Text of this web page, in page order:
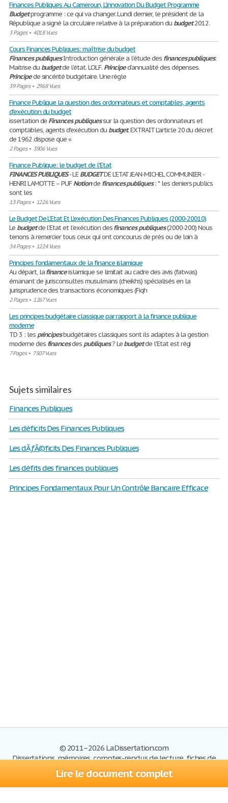
Lire le document complet
Finances Publiques Au Cameroun, L'innovation Du Budget Programme
Budgetprogramme : ce qui va changer. Lundi dernier, le président de la
République a signé la circulaire relative à la préparation dubudget2012.
3 Pages• 4018 Vues
Cours Finances Publiques: maîtrise du budget
Finances publiquesIntroduction générale a l’étude des finances publiques:
Maitrise dubudgetde l’état. LOLF. Principed’annualité des dépenses.
Principede sincérité budgétaire. Une règle
39 Pages• 2968 Vues
Finance Publique la question des ordonnateurs et comptables, agents
d'exécution du budget
issertation de Finances publiquessur la question des ordonnateurs et
comptables, agents d'exécution dubudget. EXTRAIT L'article 20 du décret
de 1962 dispose que «
2 Pages• 3906 Vues
Finance Publique: le budget de l'Etat
FINANCESPUBLIQUES- LEBUDGETDE L'ETAT JEAN-MICHEL COMMUNIER -
HENRI LAMOTTE – PUFNotionde finances publiques: * les deniers publics
sont les
13 Pages• 1226 Vues
Le Budget De L'Etat Et L'exécution Des Finances Publiques (2000-20010)
Le budgetde l’Etat et l’exécution desfinances publiques(2000-200) Nous
tenons à remercier tous ceux qui ont concourus de prés ou de loin à
34 Pages• 1224 Vues
Principes fondamentaux de la finance islamique
Au départ, lafinanceislamique se limitait au cadre des avis (fatwas)
émanant de jurisconsultes musulmans (cheikhs) spécialisés en la
jurisprudence des transactions économiques (Fiqh
2 Pages• 1267 Vues
Les principes budgétaire classique par rapport à la finance publique
moderne
TD 3 : les principesbudgétaires classiques sont ils adaptes à la gestion
moderne des financesdes publiques? Lebudgetde l'Etat est régi
7 Pages• 7507 Vues
Sujets similaires
Finances Publiques
Les déficits Des Finances Publiques
Les dÃƒÂ©ficits Des Finances Publiques
Les défits des finances publiques
Principes Fondamentaux Pour Un Contrôle Bancaire Efficace
© 2011–2026 LaDissertation.com
Dissertations, mémoires, comptes-rendus de lecture, fiches de
lectures, exemples du BAC